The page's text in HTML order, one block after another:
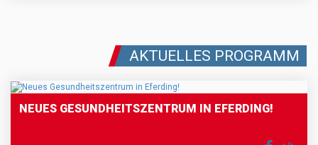
AKTUELLES PROGRAMM
NEUES GESUNDHEITSZENTRUM IN EFERDING!